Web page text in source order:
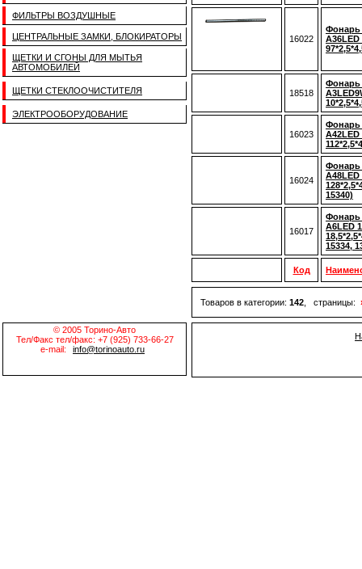
ФИЛЬТРЫ ВОЗДУШНЫЕ
ЦЕНТРАЛЬНЫЕ ЗАМКИ, БЛОКИРАТОРЫ
ЩЕТКИ И СГОНЫ ДЛЯ МЫТЬЯ
АВТОМОБИЛЕЙ
ЩЕТКИ СТЕКЛООЧИСТИТЕЛЯ
ЭЛЕКТРООБОРУДОВАНИЕ
16022
Фонарь
A36LED
18518
Фонарь
16023
Фонарь
A42LED
16024
Фонарь
A48LED
15340)
16017
Фонарь
A6LED
15334,
Код
Товаров в категории: 142 , страницы:
© 2005 Торино-Авто
Тел/Факс тел/факс: +7 (925) 733-66-27
e-mail:
info@torinoauto.ru